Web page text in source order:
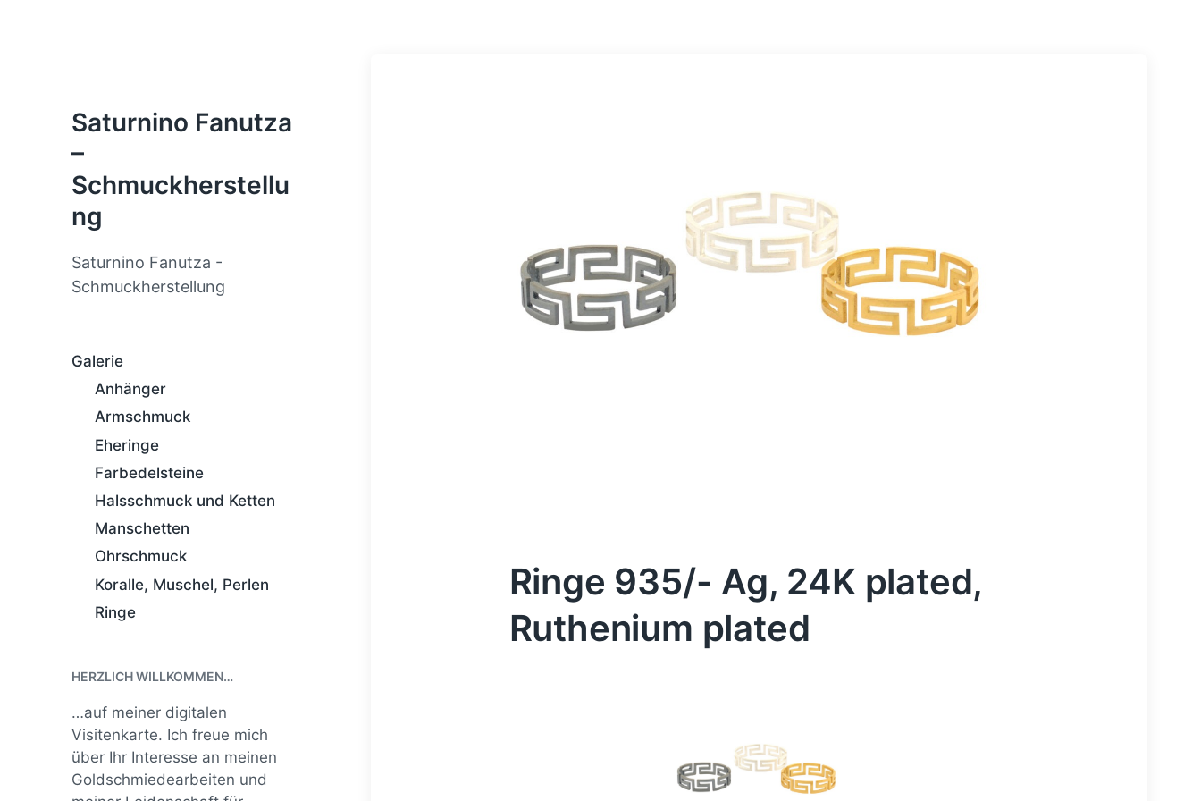
Saturnino Fanutza
–
Schmuckherstellu
ng
Saturnino Fanutza -
Schmuckherstellung
Galerie
Anhänger
Armschmuck
Eheringe
Farbedelsteine
Halsschmuck und Ketten
Manschetten
Ohrschmuck
Koralle, Muschel, Perlen
Ringe
HERZLICH WILLKOMMEN…
…auf meiner digitalen
Visitenkarte. Ich freue mich
über Ihr Interesse an meinen
Goldschmiedearbeiten und
Ringe 935/- Ag, 24K plated,
Ruthenium plated